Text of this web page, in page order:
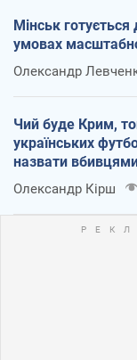
Мінськ
умовах
Олександр
Чий буде Крим,
українських
назвати
Олександр Кірш